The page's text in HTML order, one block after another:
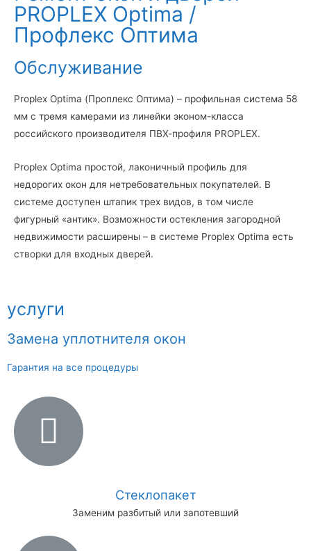
PROPLEX Optima /
Профлекс Оптима
Обслуживание
Proplex Optima (Проплекс Оптима) – профильная система 58
мм с тремя камерами из линейки эконом-класса
российского производителя ПВХ-профиля PROPLEX.
Proplex Optima простой, лаконичный профиль для
недорогих окон для нетребовательных покупателей. В
системе доступен штапик трех видов, в том числе
фигурный «антик». Возможности остекления загородной
недвижимости расширены – в системе Proplex Optima есть
створки для входных дверей.
услуги
Замена уплотнителя окон
Гарантия на все процедуры
Стеклопакет
Заменим разбитый или запотевший